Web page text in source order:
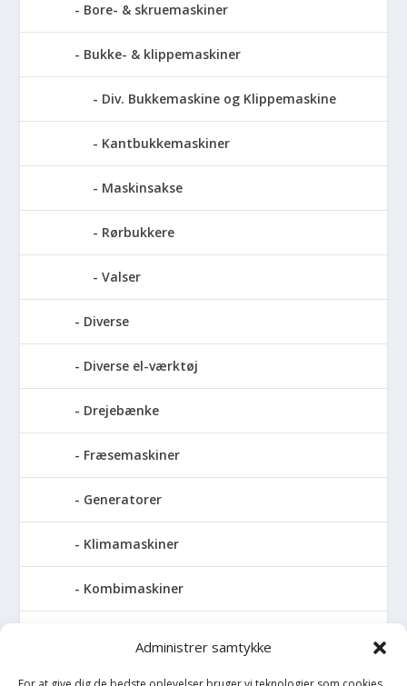
Administrer samtykke
Bore- & skruemaskiner
Bukke- & klippemaskiner
Div. Bukkemaskine og Klippemaskine
Kantbukkemaskiner
Maskinsakse
Rørbukkere
Valser
Diverse
Diverse el-værktøj
Drejebænke
Fræsemaskiner
Generatorer
Klimamaskiner
Kombimaskiner
Pressemaskiner